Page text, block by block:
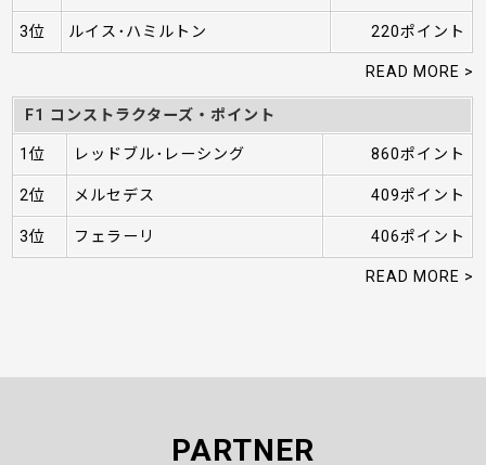
3位 ルイス･ハミルトン 220ポイント
READ MORE >
F1 コンストラクターズ・ポイント
1位 レッドブル･レーシング 860ポイント
2位 メルセデス 409ポイント
3位 フェラーリ 406ポイント
READ MORE >
PARTNER